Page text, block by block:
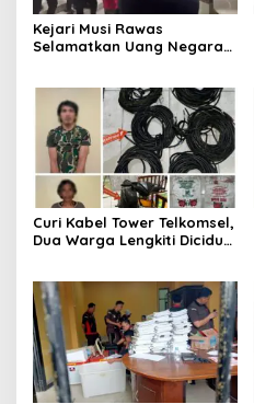
Kejari Musi Rawas
Selamatkan Uang Negara
Curi Kabel Tower Telkomsel,
Dua Warga Lengkiti Diciduk